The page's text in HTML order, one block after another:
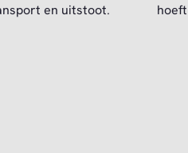
en uitstoot.